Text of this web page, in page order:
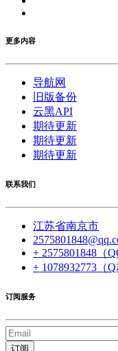
更多内容
导航网
旧版备份
云黑API
期待更新
期待更新
期待更新
联系我们
江苏省南京市
+ 2575801848（
+ 1078932773（
订阅服务
订阅